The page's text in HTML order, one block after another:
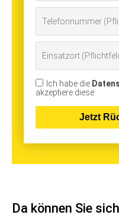
Ich habe die
akzeptiere diese.
Da können Sie